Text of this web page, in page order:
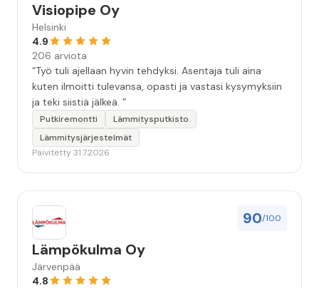
Visiopipe Oy
Helsinki
4.9
206 arviota
“Työ tuli ajellaan hyvin tehdyksi. Asentaja tuli aina
kuten ilmoitti tulevansa, opasti ja vastasi kysymyksiin
ja teki siistiä jälkeä. ”
Putkiremontti
Lämmitysputkisto
Lämmitysjärjestelmät
Päivitetty 31.7.2026
90/100
Lämpökulma Oy
Järvenpää
4.8